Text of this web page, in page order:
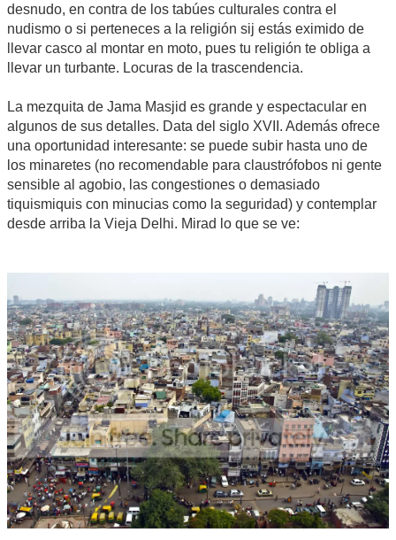
desnudo, en contra de los tabúes culturales contra el
nudismo o si perteneces a la religión sij estás eximido de
llevar casco al montar en moto, pues tu religión te obliga a
llevar un turbante. Locuras de la trascendencia.
La mezquita de Jama Masjid es grande y espectacular en
algunos de sus detalles. Data del siglo XVII. Además ofrece
una oportunidad interesante: se puede subir hasta uno de
los minaretes (no recomendable para claustrófobos ni gente
sensible al agobio, las congestiones o demasiado
tiquismiquis con minucias como la seguridad) y contemplar
desde arriba la Vieja Delhi. Mirad lo que se ve: